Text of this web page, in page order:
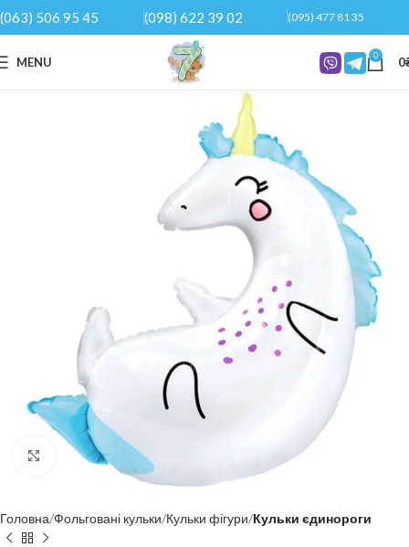
(063) 506 95 45 (098) 622 39 02 (095) 477 81 35
MENU 0 0
Click to enlarge
Головна Фольговані кульки Кульки фігури Кульки єдинороги